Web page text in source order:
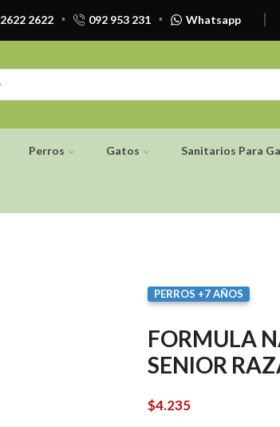
2622 2622 092 953 231 Whatsapp
Perros Gatos Sanitarios Para
PERROS +7 AÑOS
FORMULA
SENIOR
$4.235